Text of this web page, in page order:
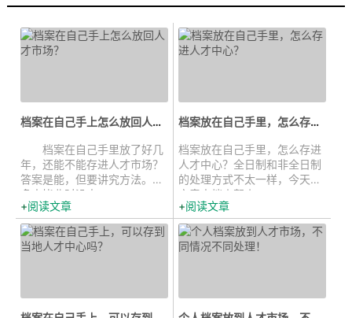
档案在自己手上怎么放回人才市场...
档案在自己手里放了好几
年，还能不能存进人才市场？
答案是能，但要讲究方法。很
多人毕业时没太...
阅读文章
档案放在自己手里，怎么存进人才中...
档案放在自己手里，怎么存进
人才中心？全日制和非全日制
的处理方式不太一样，今天的
文章中档来帮小...
阅读文章